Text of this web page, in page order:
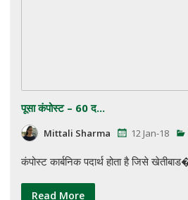
पूसा कंपोस्ट – 60 द...
Mittali Sharma 12 Jan-18
कंपोस्ट कार्बनिक पदार्थ होता है जिसे
Read More